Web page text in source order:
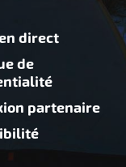
direct
de
partenaire